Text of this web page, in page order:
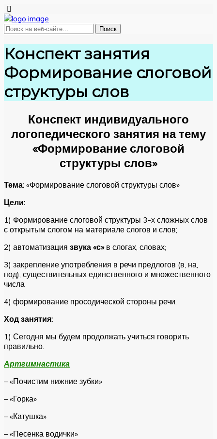
Конспект занятия
Формирование слоговой
структуры слов
Конспект индивидуального
логопедического занятия на тему
«Формирование слоговой
структуры слов»
Тема: «Формирование слоговой структуры слов»
Цели:
1) Формирование слоговой структуры 3-х сложных слов
с открытым слогом на материале слогов и слов;
2) автоматизация звука «с»в слогах, словах;
3) закрепление употребления в речи предлогов (в, на,
под), существительных единственного и множественного
числа
4) формирование просодической стороны речи.
Ход занятия:
1) Сегодня мы будем продолжать учиться говорить
правильно.
Артгимнастика
– «Почистим нижние зубки»
– «Горка»
– «Катушка»
– «Песенка водички»